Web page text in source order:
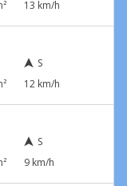
13 km/h
S
12 km/h
S
9 km/h